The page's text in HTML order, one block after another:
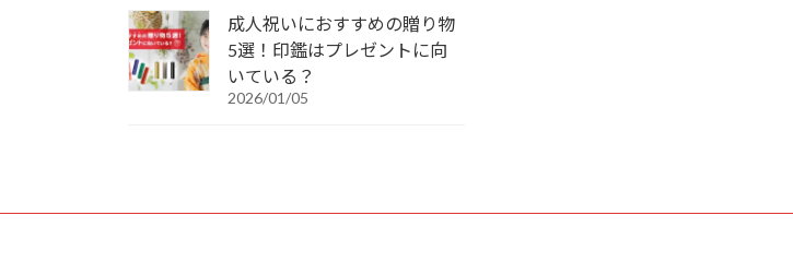
成人祝いにおすすめの贈り物
5選！印鑑はプレゼントに向
いている？
2026/01/05